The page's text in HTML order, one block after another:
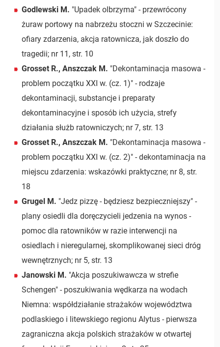
Godlewski M. "Upadek olbrzyma" - przewrócony
żuraw portowy na nabrzeżu stoczni w Szczecinie:
ofiary zdarzenia, akcja ratownicza, jak doszło do
tragedii; nr 11, str. 10
Grosset R., Anszczak M. "Dekontaminacja masowa -
problem początku XXI w. (cz. 1)" - rodzaje
dekontaminacji, substancje i preparaty
dekontaminacyjne i sposób ich użycia, strefy
działania służb ratowniczych; nr 7, str. 13
Grosset R., Anszczak M. "Dekontaminacja masowa -
problem początku XXI w. (cz. 2)" - dekontaminacja na
miejscu zdarzenia: wskazówki praktyczne; nr 8, str.
18
Grugel M. "Jedz pizzę - będziesz bezpieczniejszy" -
plany osiedli dla doręczycieli jedzenia na wynos -
pomoc dla ratowników w razie interwencji na
osiedlach i nieregularnej, skomplikowanej sieci dróg
wewnętrznych; nr 5, str. 13
Janowski M. "Akcja poszukiwawcza w strefie
Schengen" - poszukiwania wędkarza na wodach
Niemna: współdziałanie strażaków województwa
podlaskiego i litewskiego regionu Alytus - pierwsza
zagraniczna akcja polskich strażaków w otwartej